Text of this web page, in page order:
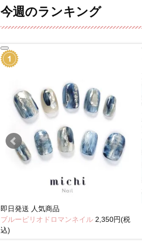
今週のランキング
即日発送 人気商品
ブルーピリオドロマンネイル 2,350円(税
込)